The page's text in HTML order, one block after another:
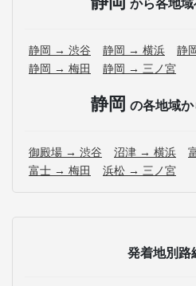
から各地
静岡 → 渋谷 静岡 → 横浜
静
静岡 → 梅田
静岡 → 三ノ宮
静岡 の各地域
御殿場 → 渋谷 沼津 → 横浜
富士 → 梅田
浜松 → 三ノ宮
発着地別路